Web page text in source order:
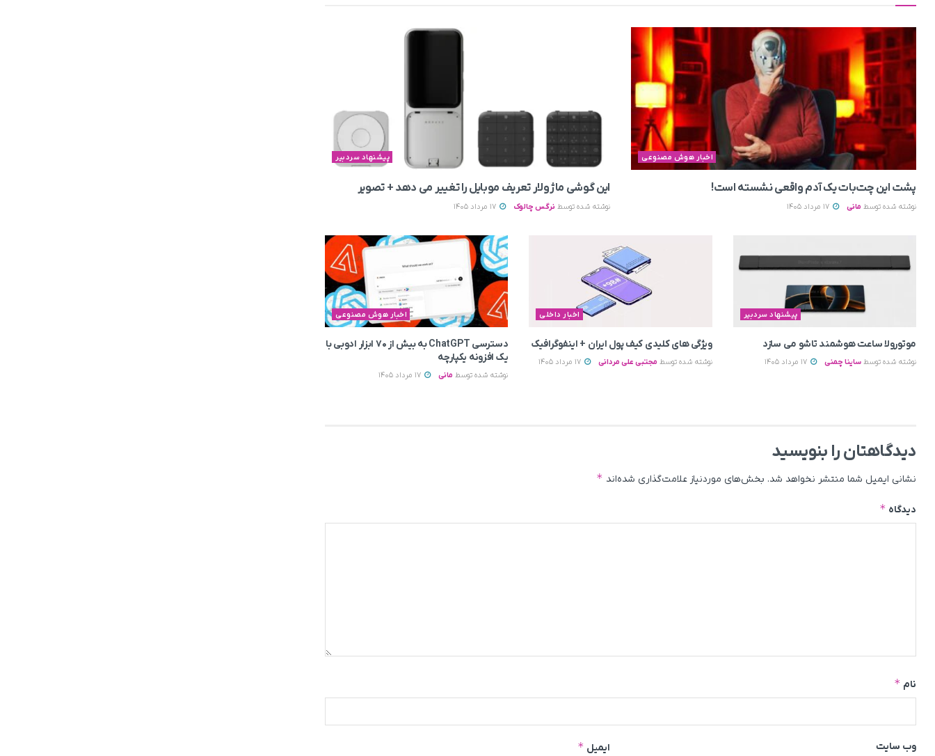
اخبار هوش مصنوعی
پشت این چت‌بات یک آدم واقعی نشسته است!
نوشته شده توسط مانی
پیشنهاد سردبیر
این گوشی ماژولار تعریف موبایل را تغییر می‌ دهد + تصویر
نوشته شده توسط نرگس چالوک
پیشنهاد سردبیر
موتورولا ساعت هوشمند تاشو می‌ سازد
نوشته شده توسط ساینا چمنی
اخبار داخلی
ویژگی های کلیدی کیف پول ایران + اینفوگرافیک
نوشته شده توسط مجتبی علی مردانی 17 مرداد 1405
اخبار هوش مصنوعی
دسترسی ChatGPT به بیش از ۷۰ ابزار ادوبی با
یک افزونه یکپارچه
نوشته شده توسط مانی
دیدگاهتان را بنویسید
نشانی ایمیل شما منتشر نخواهد شد. بخش‌های موردنیاز علامت‌گذاری شده‌اند *
دیدگاه *
نام *
ایمیل * وب‌ سایت